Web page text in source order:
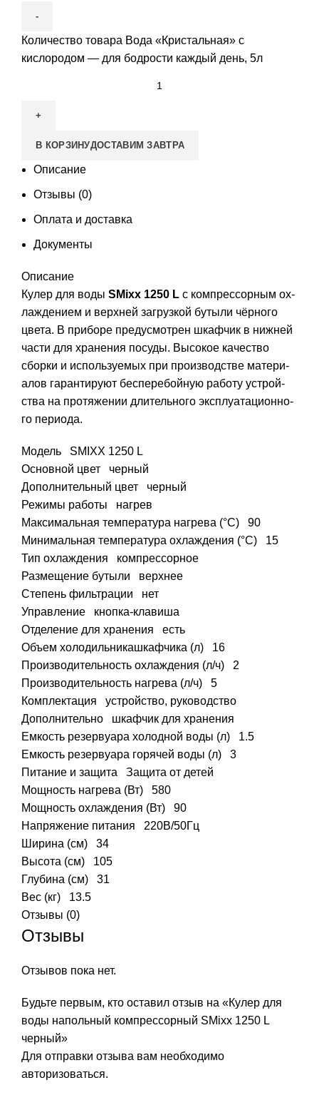
Количество товара Вода «Кристальная» с
кислородом — для бодрости каждый день, 5л
В КОРЗИНУДОСТАВИМ ЗАВТРА
Описание
Отзывы (0)
Оплата и доставка
Документы
Описание
Ку­лер для воды SMixx 1250 L с ком­прес­сорным ох­
лажде­ни­ем и вер­хней заг­рузкой бу­тыли чёрного
цвета. В при­боре пре­дус­мотрен шкаф­чик в ниж­ней
час­ти для хра­нения по­суды. Вы­сокое ка­чес­тво
сбор­ки и ис­поль­зу­емых при про­из­водс­тве ма­тери­
алов га­ран­ти­ру­ют бес­пе­ребой­ную ра­боту ус­трой­
ства на про­тяже­нии дли­тель­но­го экс­плу­ата­ци­он­но­
го пе­ри­ода.
Модель SMIXX 1250 L
Основной цвет черный
Дополнительный цвет черный
Режимы работы нагрев
Максимальная температура нагрева (°C) 90
Минимальная температура охлаждения (°C) 15
Тип охлаждения компрессорное
Размещение бутыли верхнее
Степень фильтрации нет
Управление кнопка-клавиша
Отделение для хранения есть
Объем холодильникашкафчика (л) 16
Производительность охлаждения (л/ч) 2
Производительность нагрева (л/ч) 5
Комплектация устройство, руководство
Дополнительно шкафчик для хранения
Емкость резервуара холодной воды (л) 1.5
Емкость резервуара горячей воды (л) 3
Питание и защита Защита от детей
Мощность нагрева (Вт) 580
Мощность охлаждения (Вт) 90
Напряжение питания 220В/50Гц
Ширина (см) 34
Высота (см) 105
Глубина (см) 31
Вес (кг) 13.5
Отзывы (0)
Отзывы
Отзывов пока нет.
Будьте первым, кто оставил отзыв на «Кулер для
воды напольный компрессорный SMixx 1250 L
черный»
Для отправки отзыва вам необходимо
авторизоваться.